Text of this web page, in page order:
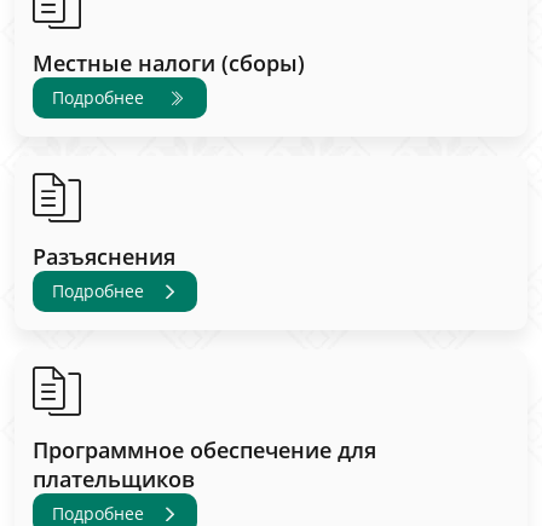
Местные налоги (сборы)
Подробнее
Разъяснения
Подробнее
Программное обеспечение для
плательщиков
Подробнее